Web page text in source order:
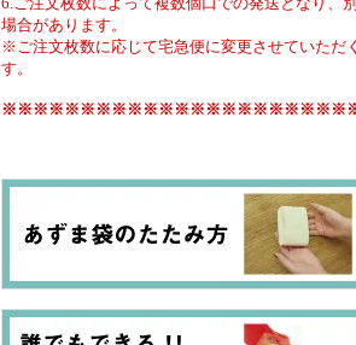
場合があります。
※ご注文枚数に応じて宅急便に変更させていただ
す。